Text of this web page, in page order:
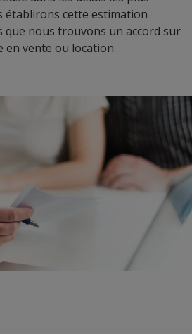
établirons cette estimation
que nous trouvons un accord sur
en vente ou location.